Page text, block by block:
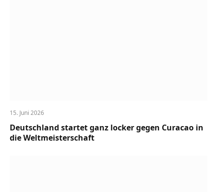
15. Juni 2026
Deutschland startet ganz locker gegen Curacao in
die Weltmeisterschaft